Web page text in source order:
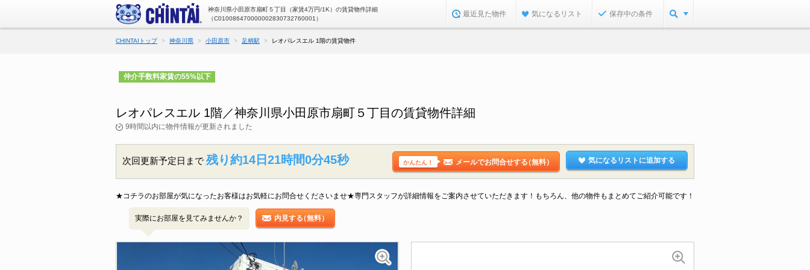
神奈川県小田原市扇町５丁目（家賃4万円/1K）の賃貸物件詳細
（C010086470000002830732760001）
最近見た物件 気になるリスト 保存中の条件
CHINTAIトップ 神奈川県 小田原市 足柄駅 レオパレスエル 1階の賃貸物件
仲介手数料家賃の55%以下
レオパレスエル 1階／神奈川県小田原市扇町５丁目の賃貸物件詳細
9時間以内に物件情報が更新されました
次回更新予定日まで 残り約14日21時間0分44秒 かんたん！ メールでお問合せする（無料） 気になるリストに追加する
★コチラのお部屋が気になったお客様はお気軽にお問合せくださいませ★専門スタッフが詳細情報をご案内させていただきます！もちろん、他の物件もまとめてご紹介可能です！
実際にお部屋を見てみませんか？ 内見する（無料）